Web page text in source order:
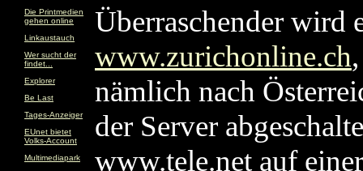
Die Printmedien
gehen online
Linkaustauch
Wer sucht der
findet...
Explorer
Be Last
Tages-Anzeiger
EUnet bietet
Volks-Account
Multimediapark
Überraschender wird
www.zurichonline.ch
nämlich nach
der Server
www.tele.net auf